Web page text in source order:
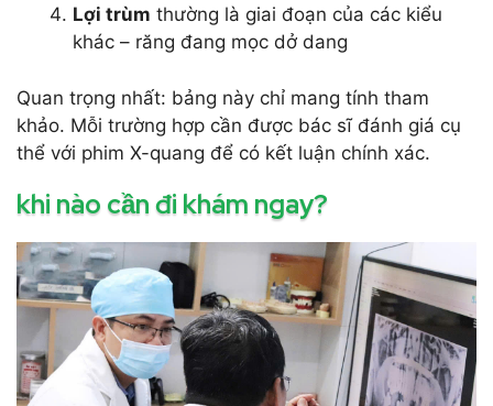
Lợi trùm thường là giai đoạn của các kiểu
khác – răng đang mọc dở dang
Quan trọng nhất: bảng này chỉ mang tính tham
khảo. Mỗi trường hợp cần được bác sĩ đánh giá cụ
thể với phim X-quang để có kết luận chính xác.
khi nào cần đi khám ngay?